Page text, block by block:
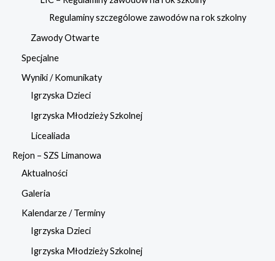
Regulaminy szczególowe zawodów na rok szkolny
Zawody Otwarte
Specjalne
Wyniki / Komunikaty
Igrzyska Dzieci
Igrzyska Młodzieży Szkolnej
Licealiada
Rejon – SZS Limanowa
Aktualności
Galeria
Kalendarze / Terminy
Igrzyska Dzieci
Igrzyska Młodzieży Szkolnej